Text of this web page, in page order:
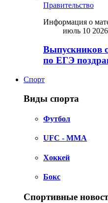
Правительство
Информация о
июль 10 2026
Выпускников
по ЕГЭ
Спорт
Виды спорта
Футбол
UFC - MMA
Хоккей
Бокс
Спортивные